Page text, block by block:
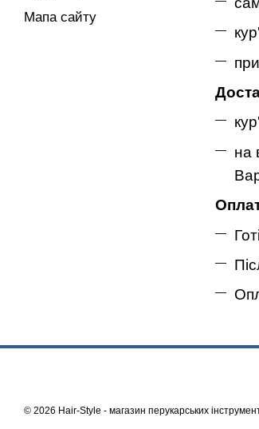
на
Мапа сайту
© 2026 Hair-Style - магазин перукарських